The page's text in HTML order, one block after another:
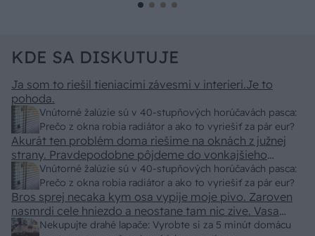
KDE SA DISKUTUJE
Vnútorné žalúzie sú v 40-stupňových horúčavách pasca:
Prečo z okna robia radiátor a ako to vyriešiť za pár eur?
Ja som to riešil tieniacimi závesmi v interieri.Je to
pohoda.
Vnútorné žalúzie sú v 40-stupňových horúčavách pasca:
Prečo z okna robia radiátor a ako to vyriešiť za pár eur?
Akurát ten problém doma riešime na oknách z južnej
strany. Pravdepodobne pôjdeme do vonkajšieho
tienenia na spôsob markízy 250x150cm. Čínsky
predajcovia idú okolo 100 eur kus.
Nekupujte drahé lapače: Vyrobte si za 5 minút domácu
Bros sprej necaka kym osa vypije moje pivo. Zaroven
nasmrdi cele hniezdo a neostane tam nic zive. Vasa
pasca naucinke moc efektivne. Skor pritiahne slimaky